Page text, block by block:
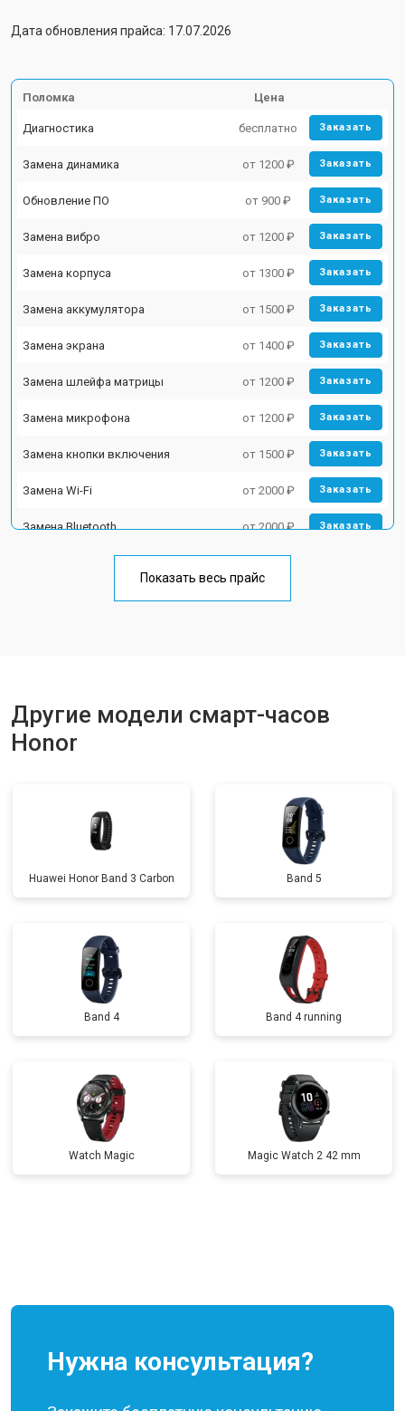
Дата обновления прайса: 17.07.2026
Поломка Цена
Диагностика бесплатно Заказать
Замена динамика от 1200 ₽ Заказать
Обновление ПО от 900 ₽ Заказать
Замена вибро от 1200 ₽ Заказать
Замена корпуса от 1300 ₽ Заказать
Замена аккумулятора от 1500 ₽ Заказать
Замена экрана от 1400 ₽ Заказать
Замена шлейфа матрицы от 1200 ₽ Заказать
Замена микрофона от 1200 ₽ Заказать
Замена кнопки включения от 1500 ₽ Заказать
Замена Wi-Fi от 2000 ₽ Заказать
Замена Bluetooth от 2000 ₽ Заказать
Показать весь прайс
Другие модели смарт-часов
Honor
Huawei Honor Band 3 Carbon Band 5
Band 4 Band 4 running
Watch Magic Magic Watch 2 42 mm
Нужна консультация?